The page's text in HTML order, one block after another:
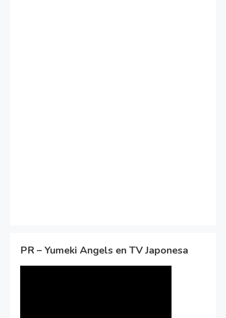
PR – Yumeki Angels en TV Japonesa